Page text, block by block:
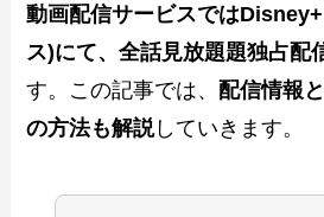
動画配信サービスでは
ス)にて、全話見放題題独占配
す。この記事では、配信情報
の方法も解説していきます。